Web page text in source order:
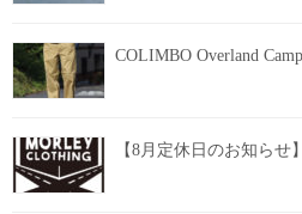
COLIMBO Overland
【8月定休日のお知らせ】